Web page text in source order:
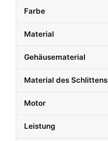
Farbe
Material
Gehäusematerial
Material des Schlittens
Motor
Leistung